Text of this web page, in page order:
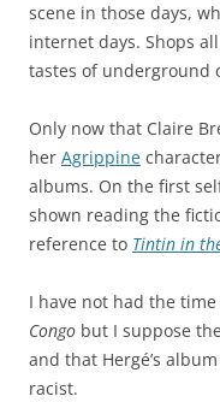
scene in those days,
internet days. Shops
tastes of underground
Only now that Claire
her Agrippine
albums. On the first
shown reading the
reference to Tintin in
I have not had the
Congo but I suppose
and that Hergé’s
racist.